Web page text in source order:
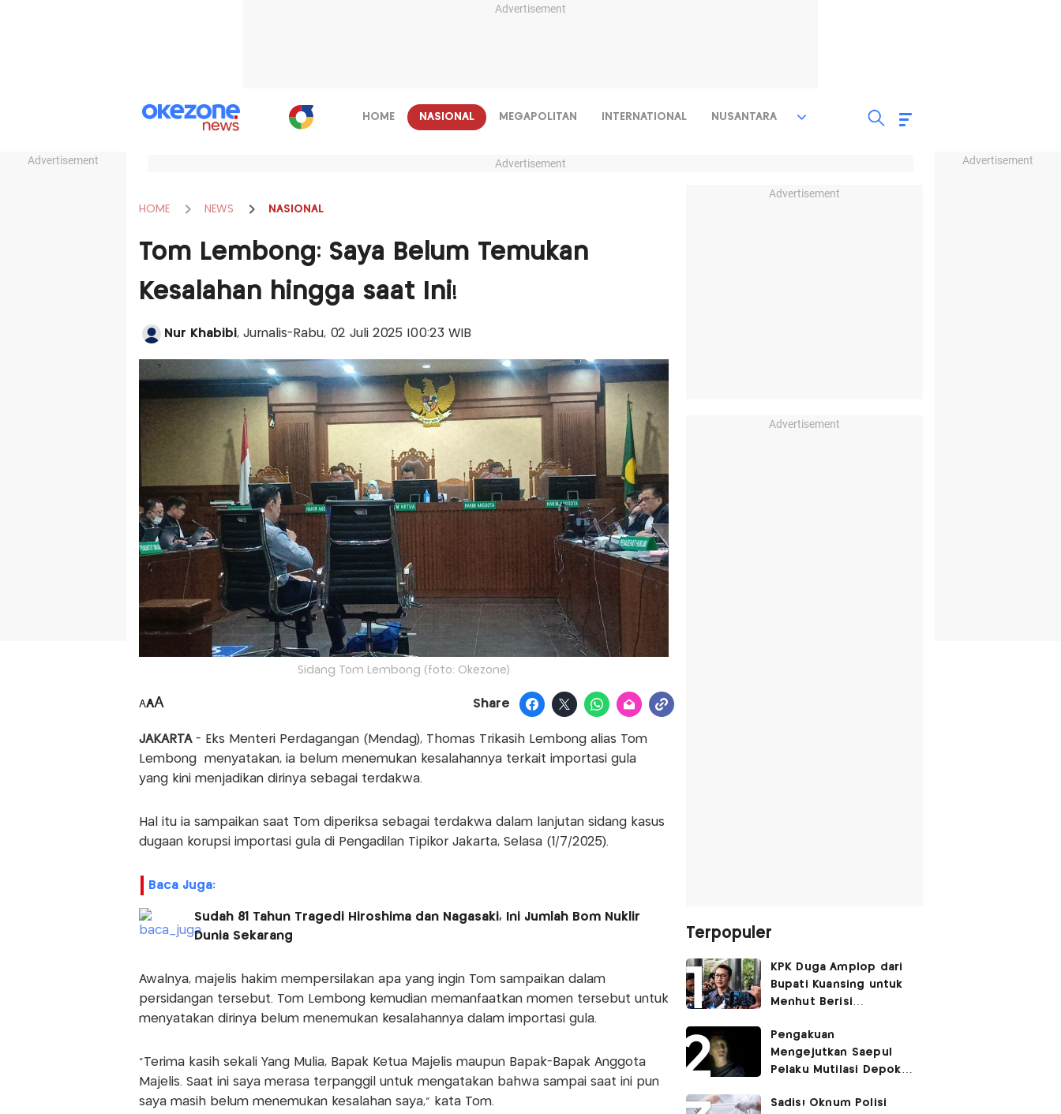
Advertisement
Advertisement Advertisement
HOME NASIONAL MEGAPOLITAN INTERNATIONAL NUSANTARA
Advertisement
HOME NEWS NASIONAL
Tom Lembong: Saya Belum Temukan
Kesalahan hingga saat Ini!
Nur Khabibi, Jurnalis-Rabu, 02 Juli 2025 |00:23 WIB
Sidang Tom Lembong (foto: Okezone)
AAA Share
JAKARTA- Eks Menteri Perdagangan (Mendag), Thomas Trikasih Lembong alias Tom
Lembong menyatakan, ia belum menemukan kesalahannya terkait importasi gula
yang kini menjadikan dirinya sebagai terdakwa.
Hal itu ia sampaikan saat Tom diperiksa sebagai terdakwa dalam lanjutan sidang kasus
dugaan korupsi importasi gula di Pengadilan Tipikor Jakarta, Selasa (1/7/2025).
Baca Juga:
Sudah 81 Tahun Tragedi Hiroshima dan Nagasaki, Ini Jumlah Bom Nuklir
Dunia Sekarang
Awalnya, majelis hakim mempersilakan apa yang ingin Tom sampaikan dalam
persidangan tersebut. Tom Lembong kemudian memanfaatkan momen tersebut untuk
menyatakan dirinya belum menemukan kesalahannya dalam importasi gula.
"Terima kasih sekali Yang Mulia, Bapak Ketua Majelis maupun Bapak-Bapak Anggota
Majelis. Saat ini saya merasa terpanggil untuk mengatakan bahwa sampai saat ini pun
saya masih belum menemukan kesalahan saya," kata Tom.
Advertisement
Advertisement
Terpopuler
KPK Duga Amplop dari
Bupati Kuansing untuk
Menhut Berisi
Pengembaliannya
Belum Utuh
Pengakuan
Mengejutkan Saepul
Pelaku Mutilasi Depok:
Korban di Kontrakan
Sadis! Oknum Polisi